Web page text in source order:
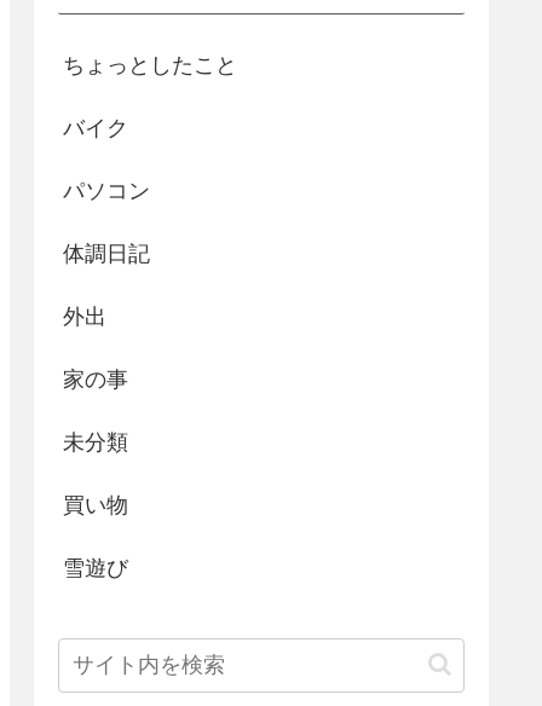
ちょっとしたこと
バイク
パソコン
体調日記
外出
家の事
未分類
買い物
雪遊び